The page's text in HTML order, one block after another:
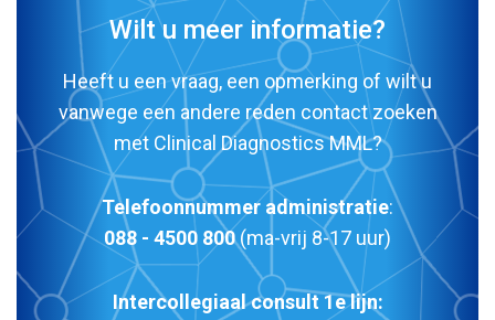
Wilt u meer informatie?
Heeft u een vraag, een opmerking of wilt u
vanwege een andere reden contact zoeken
met Clinical Diagnostics MML?
Telefoonnummer administratie:
088 - 4500 800(ma-vrij 8-17 uur)
Intercollegiaal consult 1e lijn: